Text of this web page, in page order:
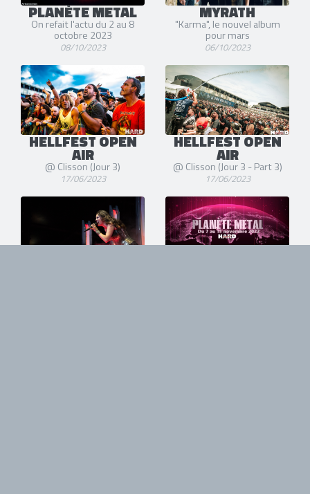
PLANÈTE METAL
On refait l'actu du 2 au 8
octobre 2023
08/10/2023
MYRATH
"Karma", le nouvel album
pour mars
06/10/2023
HELLFEST OPEN
AIR
@ Clisson (Jour 3)
17/06/2023
HELLFEST OPEN
AIR
@ Clisson (Jour 3 - Part 3)
17/06/2023